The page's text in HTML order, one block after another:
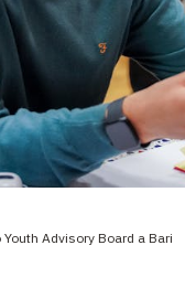
Advisory Board a Bari